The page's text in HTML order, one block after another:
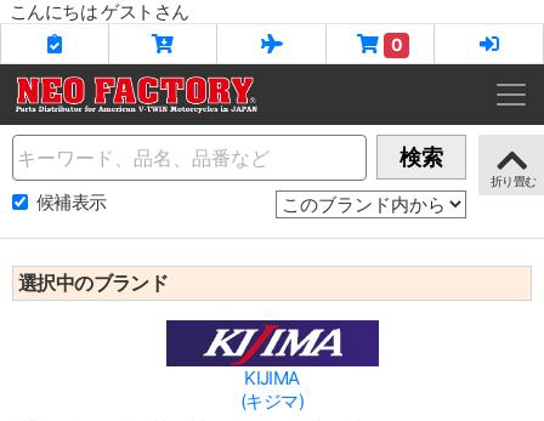
こんにちは ゲストさん
0
Name 検索
候補表示
選択中のブランド
KIJIMA
(キジマ)